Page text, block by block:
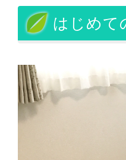
はじめて